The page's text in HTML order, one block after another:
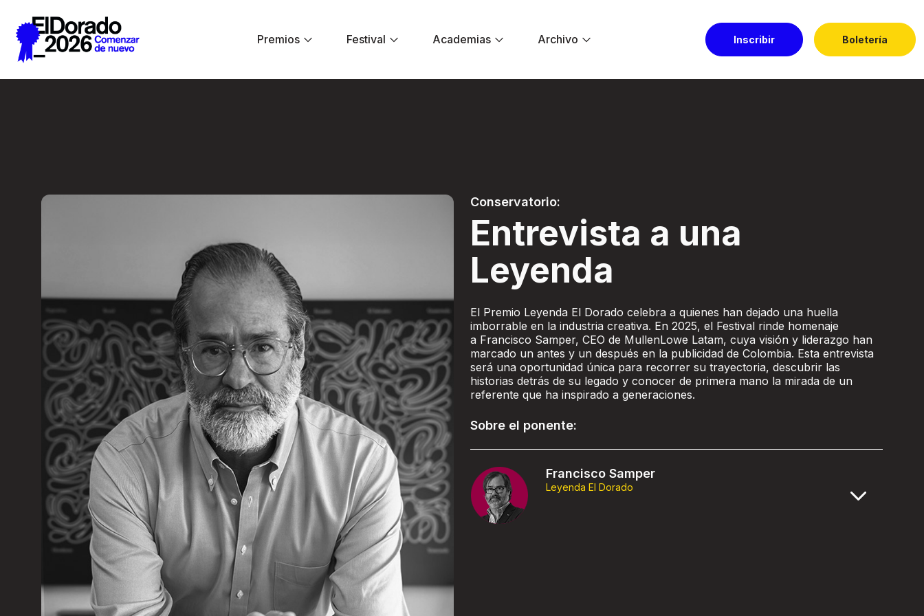
Premios
Festival Academias Archivo Inscribir Boletería
Conservatorio:
Entrevista a una
Leyenda
El Premio Leyenda El Dorado celebra a quienes han dejado una huella
imborrable en la industria creativa. En 2025, el Festival rinde homenaje
a Francisco Samper, CEO de MullenLowe Latam, cuya visión y liderazgo han
marcado un antes y un después en la publicidad de Colombia. Esta entrevista
será una oportunidad única para recorrer su trayectoria, descubrir las
historias detrás de su legado y conocer de primera mano la mirada de un
referente que ha inspirado a generaciones.
Sobre el ponente:
Francisco Samper
Leyenda El Dorado